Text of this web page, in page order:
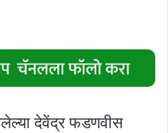
देवेंद्र फडणवीस